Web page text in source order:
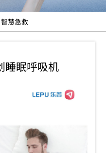
智慧急救
睡眠呼吸机